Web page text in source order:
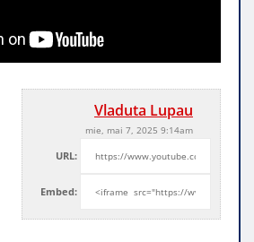
Vladuta Lupau
mie, mai 7, 2025 9:14am
URL:
Embed: